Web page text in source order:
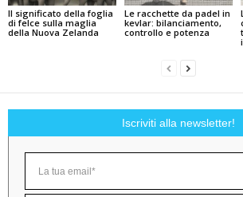
Il significato della foglia
di felce sulla maglia
della Nuova Zelanda
Le racchette da padel in
kevlar: bilanciamento,
controllo e potenza
Iscriviti alla newsletter!